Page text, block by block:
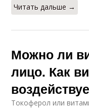
Читать дальше →
Можно ли
лицо. Как
Токоферол или